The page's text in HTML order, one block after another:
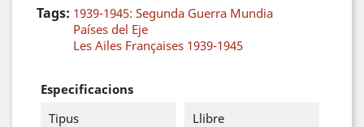
Tags: 1939-1945: Segunda Guerra Mundia
Países del Eje
Les Ailes Françaises 1939-1945
Especificacions
Tipus
Llibre